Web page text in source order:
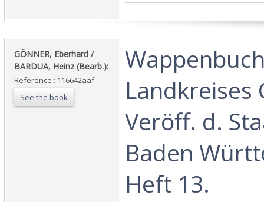
‎GÖNNER, Eberhard /
BARDUA, Heinz (Bearb.):‎
Reference : 116642aaf
See the book
Landkreises
Veröff. d.
Baden
Heft 13.‎